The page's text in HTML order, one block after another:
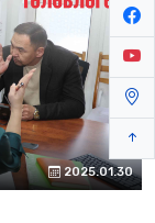
2025.01.30